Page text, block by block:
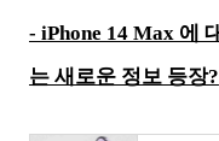
- iPhone 14 Max 에
는 새로운 정보 등장?